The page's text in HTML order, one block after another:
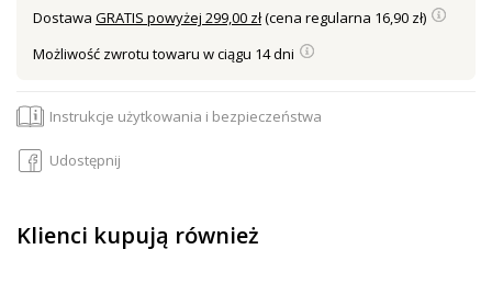
Dostawa GRATIS powyżej 299,00 zł(cena regularna 16,90 zł)
Możliwość zwrotu towaru w ciągu 14 dni
Instrukcje użytkowania i bezpieczeństwa
Udostępnij
Klienci kupują również